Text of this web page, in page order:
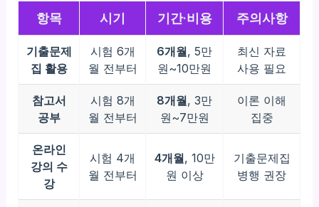
항목 시기 기간·비용 주의사항
기출문제
집 활용
시험 6개
월 전부터
6개월, 5만
원~10만원
최신 자료
사용 필요
참고서
공부
시험 8개
월 전부터
8개월, 3만
원~7만원
이론 이해
집중
온라인
강의 수
강
시험 4개
월 전부터
4개월, 10만
원 이상
기출문제집
병행 권장